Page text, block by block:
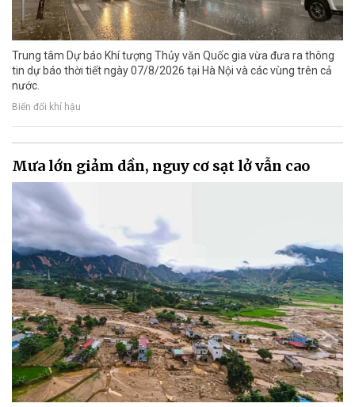
Trung tâm Dự báo Khí tượng Thủy văn Quốc gia vừa đưa ra thông
tin dự báo thời tiết ngày 07/8/2026 tại Hà Nội và các vùng trên cả
nước.
Biến đổi khí hậu
Mưa lớn giảm dần, nguy cơ sạt lở vẫn cao